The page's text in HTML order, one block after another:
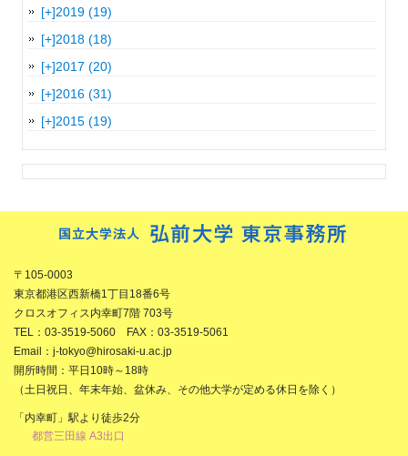
[+]2019 (19)
[+]2018 (18)
[+]2017 (20)
[+]2016 (31)
[+]2015 (19)
〒105-0003
東京都港区西新橋1丁目18番6号
クロスオフィス内幸町7階 703号
TEL：03-3519-5060 FAX：03-3519-5061
Email：j-tokyo@hirosaki-u.ac.jp
開所時間：平日10時～18時
（土日祝日、年末年始、盆休み、その他大学が定める休日を除く）
「内幸町」駅より徒歩2分
都営三田線 A3出口